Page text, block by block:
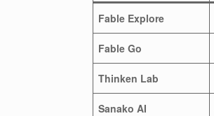
Fable Explore
Fable Go
Thinken Lab
Sanako AI